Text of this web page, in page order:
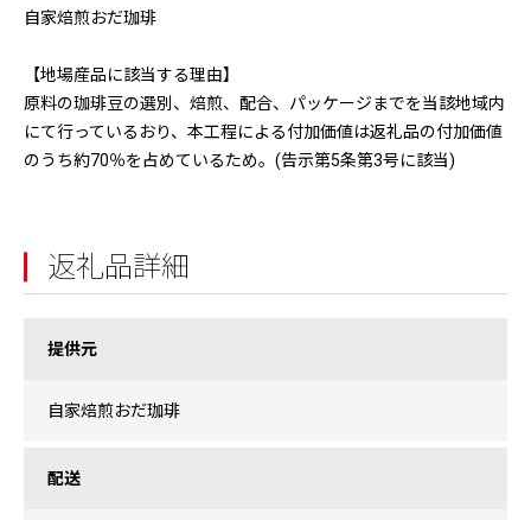
自家焙煎おだ珈琲
【地場産品に該当する理由】
原料の珈琲豆の選別、焙煎、配合、パッケージまでを当該地域内
にて行っているおり、本工程による付加価値は返礼品の付加価値
のうち約70％を占めているため。(告示第5条第3号に該当)
返礼品詳細
提供元
自家焙煎おだ珈琲
配送